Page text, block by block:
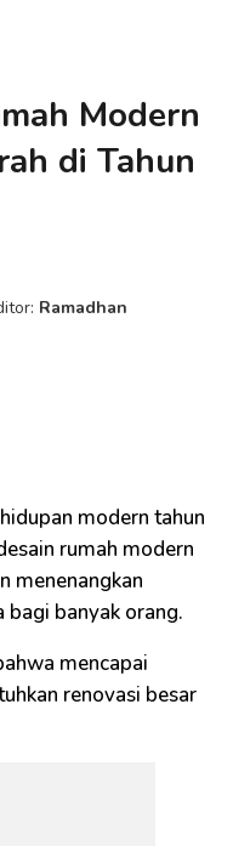
Modern
di Tahun
Ramadhan
modern tahun
rumah modern
menenangkan
banyak orang.
mencapai
renovasi besar